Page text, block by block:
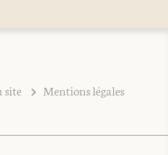
site
Mentions légales